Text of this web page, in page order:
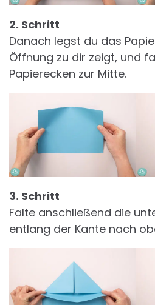
2. Schritt
Danach legst du das
Öffnung zu dir zeigt, und
Papierecken zur Mitte.
3. Schritt
Falte anschließend die
entlang der Kante nach